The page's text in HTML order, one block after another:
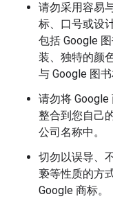
请勿采用容易
标、口号或设
包括 Google
装、独特的颜
与 Google 图书
请勿将
整合到您自己
公司名称中。
切勿以误导、
亵等性质的方
Google 商标。